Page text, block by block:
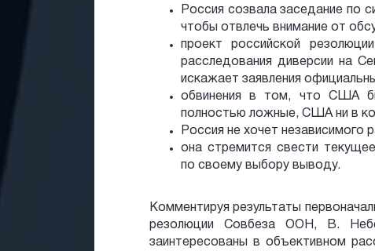
Россия созвала заседание по
чтобы отвлечь внимание от
проект российской
расследования диверсии на
искажает заявления
обвинения в том, что США
полностью ложные, США ни в
Россия не хочет независимого
она стремится свести
по своему выбору выводу.
Комментируя результаты
резолюции Совбеза ООН, В.
заинтересованы в объективном